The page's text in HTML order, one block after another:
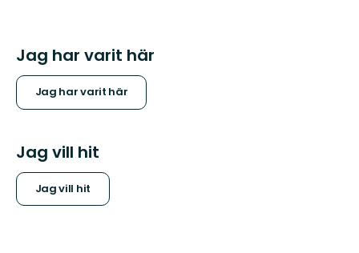
Jag har varit här
Jag har varit här
Jag vill hit
Jag vill hit